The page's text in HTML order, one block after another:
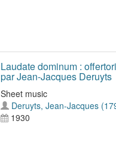
Laudate dominum :
par Jean-Jacques Deruyts
Sheet music
Deruyts, Jean-Jacques
1930